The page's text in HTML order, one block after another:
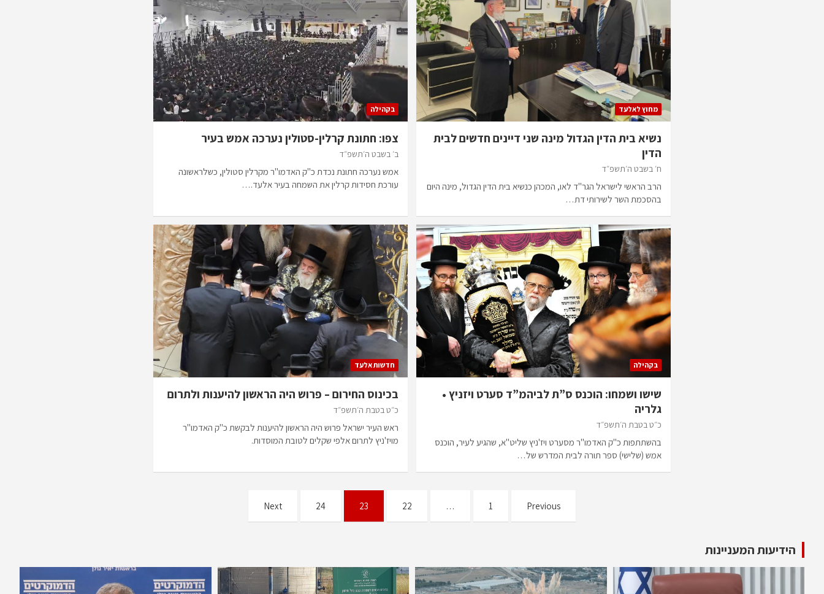
מחוץ לאלעד
נשיא בית הדין הגדול מינה שני דיינים חדשים לבית
הדין
ח׳ בשבט ה׳תשפ״ד
הרב הראשי לישראל הגר"ד לאו, המכהן כנשיא בית הדין הגדול, מינה היום
בהסכמת השר לשירותי דת…
בקהילה
צפו: חתונת קרלין-סטולין נערכה אמש בעיר
ב׳ בשבט ה׳תשפ״ד
אמש נערכה חתונת נכדת כ"ק האדמו"ר מקרלין סטולין, כשלראשונה
עורכת חסידות קרלין את השמחה בעיר אלעד.…
בקהילה
שישו ושמחו: הוכנס ס”ת לביהמ”ד סערט ויזניץ •
גלריה
כ״ט בטבת ה׳תשפ״ד
בהשתתפות כ"ק האדמו"ר מסערט ויז'ניץ שליט"א, שהגיע לעיר, הוכנס
אמש (שלישי) ספר תורה לבית המדרש של…
חדשות אלעד
בכינוס החירום – פרוש היה הראשון להיענות ולתרום
כ״ט בטבת ה׳תשפ״ד
ראש העיר ישראל פרוש היה הראשון להיענות לבקשת כ"ק האדמו"ר
מויז'ניץ לתרום אלפי שקלים לטובת המוסדות.
Previous
1
…
22
23
24
Next
הידיעות המעניינות